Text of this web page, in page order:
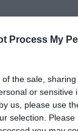
Process My
the sale,
or sensitive
us, please use
selection.
εκλογές».